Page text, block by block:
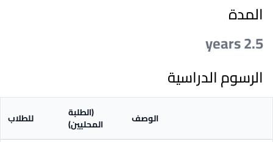
المدة
2.5 years
الرسوم الدراسية
الوصف (الطلبة
المحليين) للطلاب